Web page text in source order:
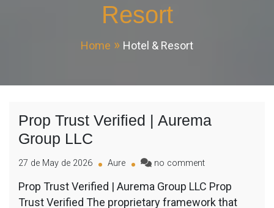
Resort
Home Hotel & Resort
Prop Trust Verified | Aurema
Group LLC
27 de May de 2026 Aure no comment
Prop Trust Verified | Aurema Group LLC Prop
Trust Verified The proprietary framework that